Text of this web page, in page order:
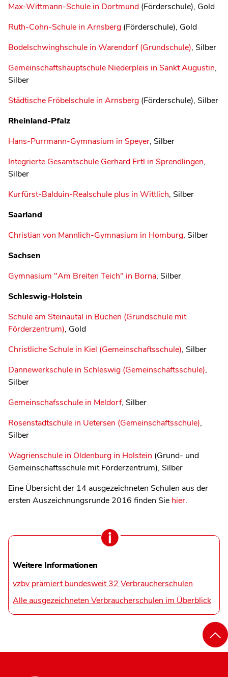
Max-Wittmann-Schule in Dortmund (Förderschule), Gold
Ruth-Cohn-Schule in Arnsberg (Förderschule), Gold
Bodelschwinghschule in Warendorf (Grundschule), Silber
Gemeinschaftshauptschule Niederpleis in Sankt Augustin,
Silber
Städtische Fröbelschule in Arnsberg (Förderschule), Silber
Rheinland-Pfalz
Hans-Purrmann-Gymnasium in Speyer, Silber
Integrierte Gesamtschule Gerhard Ertl in Sprendlingen,
Silber
Kurfürst-Balduin-Realschule plus in Wittlich, Silber
Saarland
Christian von Mannlich-Gymnasium in Homburg, Silber
Sachsen
Gymnasium "Am Breiten Teich" in Borna, Silber
Schleswig-Holstein
Schule am Steinautal in Büchen (Grundschule mit
Förderzentrum), Gold
Christliche Schule in Kiel (Gemeinschaftsschule), Silber
Dannewerkschule in Schleswig (Gemeinschaftsschule),
Silber
Gemeinschafsschule in Meldorf, Silber
Rosenstadtschule in Uetersen (Gemeinschaftsschule),
Silber
Wagrienschule in Oldenburg in Holstein (Grund- und
Gemeinschaftsschule mit Förderzentrum), Silber
Eine Übersicht der 14 ausgezeichneten Schulen aus der
ersten Auszeichnungsrunde 2016 finden Sie hier.
Weitere Informationen
vzbv prämiert bundesweit 32 Verbraucherschulen
Alle ausgezeichneten Verbraucherschulen im Überblick